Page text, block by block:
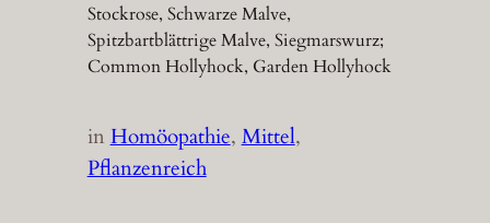
Stockrose, Schwarze Malve,
Spitzbartblättrige Malve, Siegmarswurz;
Common Hollyhock, Garden Hollyhock
inHomöopathie, Mittel
Pflanzenreich